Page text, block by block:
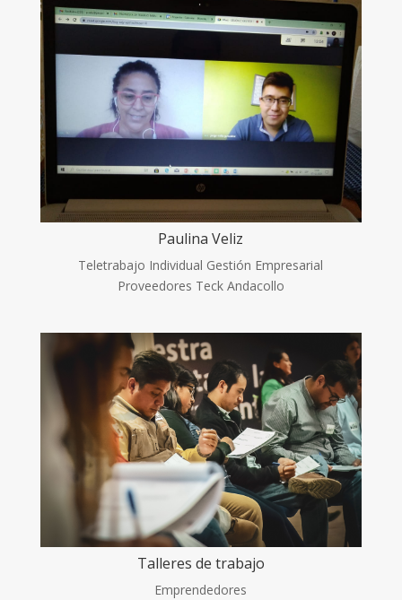
Paulina Veliz
Teletrabajo Individual Gestión Empresarial
Proveedores Teck Andacollo
Talleres de trabajo
Emprendedores